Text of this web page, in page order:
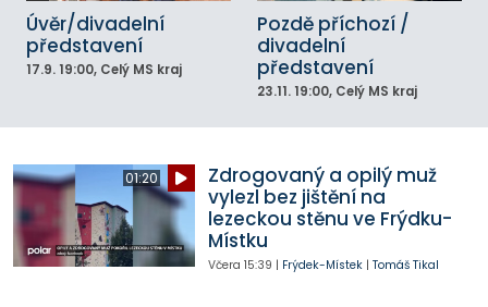
Úvěr/divadelní
představení
17.9. 19:00, Celý MS kraj
Pozdě příchozí /
divadelní
představení
23.11. 19:00, Celý MS kraj
01:20
Zdrogovaný a opilý muž
vylezl bez jištění na
lezeckou stěnu ve Frýdku-
Místku
Včera 15:39 | Frýdek-Místek| Tomáš Tikal